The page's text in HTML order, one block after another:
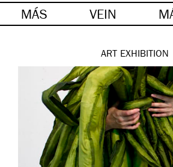
MÁS VEIN
ART EXHIBITION